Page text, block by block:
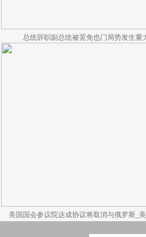
总统辞职副总统被罢免也门局势发生重
美国国会参议院达成协议将取消与俄罗斯_